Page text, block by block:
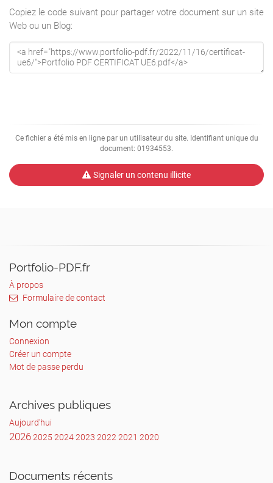
Copiez le code suivant pour partager votre document sur un site
Web ou un Blog:
Ce fichier a été mis en ligne par un utilisateur du site. Identifiant unique du
document: 01934553.
Signaler un contenu illicite
Portfolio-PDF.fr
À propos
Formulaire de contact
Mon compte
Connexion
Créer un compte
Mot de passe perdu
Archives publiques
Aujourd'hui
20262025 20242023 2022 2021 2020
Documents récents